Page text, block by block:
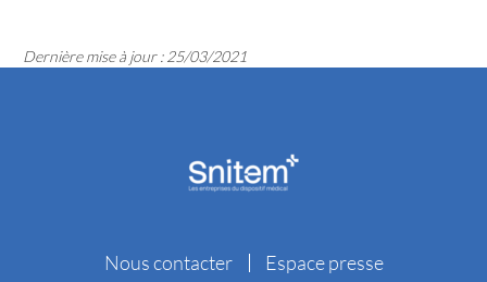
Dernière mise à jour : 25/03/2021
Nous contacter Espace presse